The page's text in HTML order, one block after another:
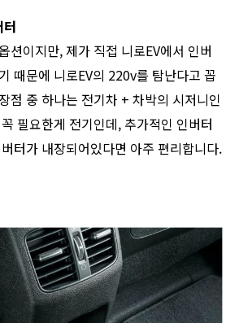
션이지만, 제가 직접 니로EV에서 인버
때문에 니로EV의 220v를 탐난다고 꼽
점 중 하나는 전기차 + 차박의 시저니인
필요한게 전기인데, 추가적인 인버터
터가 내장되어있다면 아주 편리합니다.